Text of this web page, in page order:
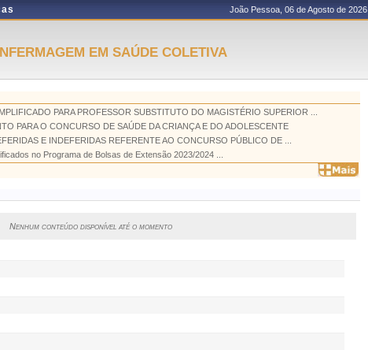
João Pessoa, 06 de Agosto de 2026
EM SAÚDE COLETIVA
PARA PROFESSOR SUBSTITUTO DO MAGISTÉRIO SUPERIOR ...
PARA O CONCURSO DE SAÚDE DA CRIANÇA E DO ADOLESCENTE
E INDEFERIDAS REFERENTE AO CONCURSO PÚBLICO DE ...
no Programa de Bolsas de Extensão 2023/2024 ...
Nenhum conteúdo disponível até o momento